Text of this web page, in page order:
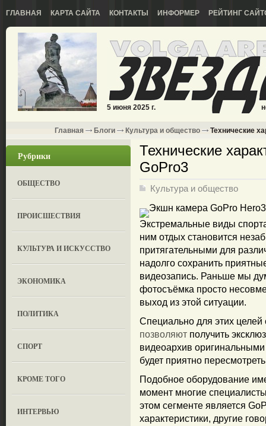
ГЛАВНАЯ КАРТА САЙТА КОНТАКТЫ ИНФОРМЕР РЕЙТИНГ
5 июня 2025 г.
Главная Блоги Культура и общество Технические
Рубрики
ОБЩЕСТВО
ПРОИСШЕСТВИЯ
КУЛЬТУРА И ИСКУССТВО
ЭКОНОМИКА
ПОЛИТИКА
СПОРТ
КРОМЕ ТОГО
ИНТЕРВЬЮ
Технические
GoPro3
Культура и общество
Экстремальные виды
ним отдых становится
притягательными для
надолго сохранить
видеозапись. Раньше мы
фотосъёмка просто
выход из этой ситуации.
Специально для этих
позволяют получить
видеоархив
будет приятно
Подобное оборудование
момент многие
этом сегменте является
характеристики, другие